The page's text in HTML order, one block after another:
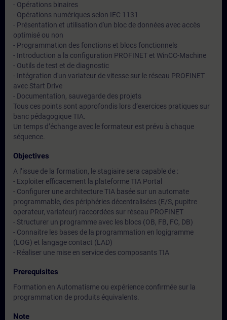
- Opérations binaires
- Opérations numériques selon IEC 1131
- Présentation et utilisation d'un bloc de données avec accès
optimisé ou non
- Programmation des fonctions et blocs fonctionnels
- Introduction a la configuration PROFINET et WinCC-Machine
- Outils de test et de diagnostic
- Intégration d'un variateur de vitesse sur le réseau PROFINET
avec Start Drive
- Documentation, sauvegarde des projets
Tous ces points sont approfondis lors d’exercices pratiques sur
banc pédagogique TIA.
Un temps d’échange avec le formateur est prévu à chaque
séquence.
Objectives
A l’issue de la formation, le stagiaire sera capable de :
- Exploiter efficacement la plateforme TIA Portal
- Configurer une architecture TIA basée sur un automate
programmable, des périphéries décentralisées (E/S, pupitre
operateur, variateur) raccordées sur réseau PROFINET
- Structurer un programme avec les blocs (OB, FB, FC, DB)
- Connaitre les bases de la programmation en logigramme
(LOG) et langage contact (LAD)
- Réaliser une mise en service des composants TIA
Prerequisites
Formation en Automatisme ou expérience confirmée sur la
programmation de produits équivalents.
Note